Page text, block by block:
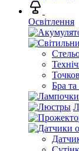
Освітлення
Бра та